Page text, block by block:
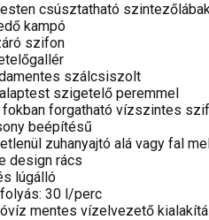
csúsztatható
kampó
szifon
szálcsiszolt
szigetelő peremmel
fokban forgatható vízszintes
beépítésű
zuhanyajtó alá vagy fal
design rács
lúgálló
30 l/perc
mentes vízelvezető